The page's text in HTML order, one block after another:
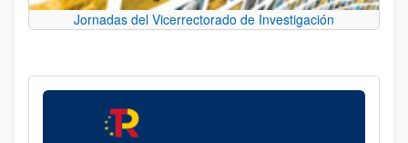
Jornadas del Vicerrectorado de Investigación